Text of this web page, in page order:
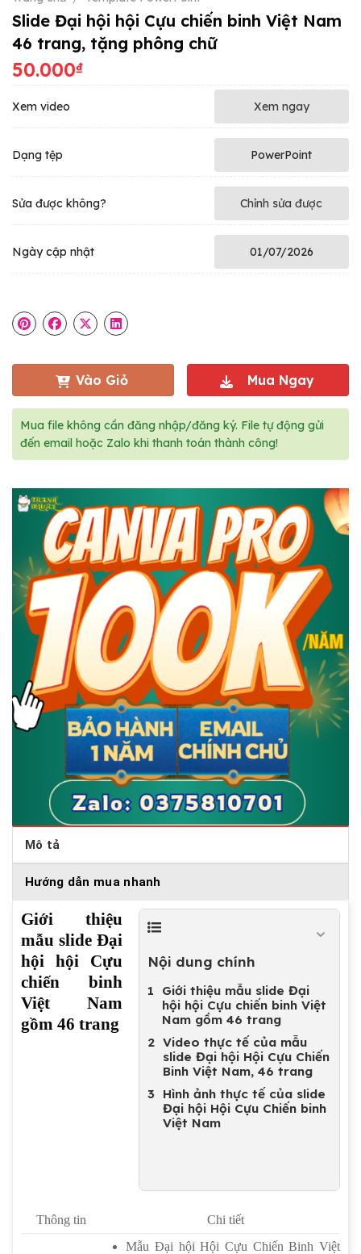
Slide Đại hội hội Cựu chiến binh Việt Nam
46 trang, tặng phông chữ
50.000₫
Xem video Xem ngay
Dạng tệp PowerPoint
Sửa được không? Chỉnh sửa được
Ngày cập nhật 01/07/2026
Vào Giỏ Mua Ngay
Mua file không cần đăng nhập/đăng ký. File tự động gửi
đến email hoặc Zalo khi thanh toán thành công!
Mô tả
Hướng dẫn mua nhanh
Nội dung chính
Giới thiệu mẫu slide Đại
hội hội Cựu chiến binh Việt
Nam gồm 46 trang
Video thực tế của mẫu
slide Đại hội Hội Cựu Chiến
Binh Việt Nam, 46 trang
Hình ảnh thực tế của slide
Đại hội Hội Cựu Chiến binh
Việt Nam
Giới thiệu
mẫu slide Đại
hội hội Cựu
chiến binh
Việt Nam
gồm 46 trang
Thông tin Chi tiết
Mẫu Đại hội Hội Cựu Chiến Binh Việt